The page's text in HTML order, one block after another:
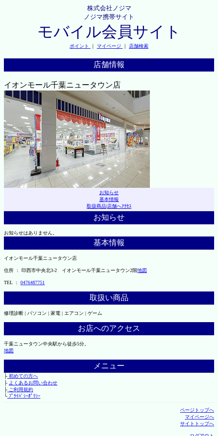
株式会社ノジマ
ノジマ携帯サイト
モバイル会員サイト
ポイント ｜ マイページ ｜ 店舗検索
店舗情報
イオンモール千葉ニュータウン店
お知らせ
基本情報
取扱商品|店舗へｱｸｾｽ
お知らせ
お知らせはありません。
基本情報
イオンモール千葉ニュータウン店
住所 ： 印西市中央北3-2 イオンモール千葉ニュータウン2階地図
TEL ： 0476487751
取扱い商品
修理診断 | パソコン | 家電 | エアコン | ゲーム
お店へのアクセス
千葉ニュータウン中央駅から徒歩5分。
地図
メニュー
├初めての方へ
├ よくあるお問い合わせ
├ご利用規約
└ﾌﾟﾗｲﾊﾞｼｰﾎﾟﾘｼｰ
ページトップへ
マイページへ
サイトトップへ